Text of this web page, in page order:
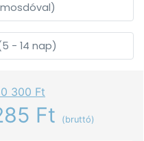
mosdóval)
- 14 nap)
300 Ft
Ft (bruttó)